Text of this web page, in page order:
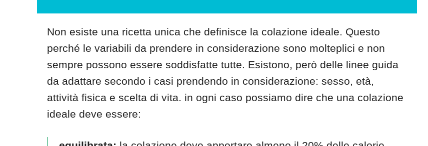
Non esiste una ricetta unica che definisce la colazione ideale. Questo
perché le variabili da prendere in considerazione sono molteplici e non
sempre possono essere soddisfatte tutte. Esistono, però delle linee guida
da adattare secondo i casi prendendo in considerazione: sesso, età,
attività fisica e scelta di vita. in ogni caso possiamo dire che una colazione
ideale deve essere: